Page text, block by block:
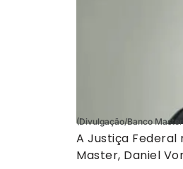
(Divulgação/Banco Master)
A Justiça
Master, Daniel